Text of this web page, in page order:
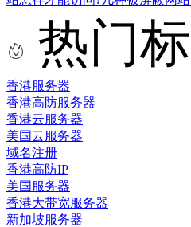
热门
香港服务器
香港高防服务器
香港云服务器
美国云服务器
域名注册
香港高防IP
美国服务器
香港大带宽服务器
新加坡服务器